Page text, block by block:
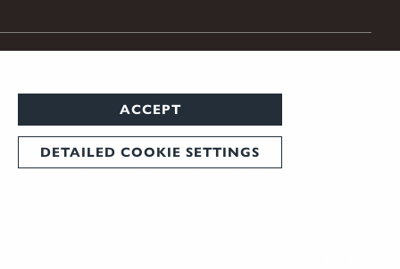
ACCEPT
DETAILED COOKIE SETTINGS